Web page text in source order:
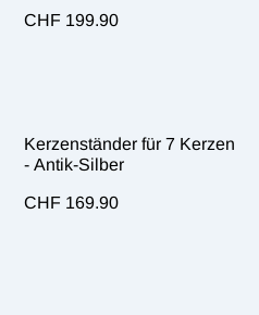
CHF 199.90
Kerzenständer für 7 Kerzen
- Antik-Silber
CHF 169.90